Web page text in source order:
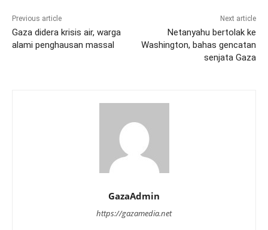
Previous article
Gaza didera krisis air, warga
alami penghausan massal
Next article
Netanyahu bertolak ke
Washington, bahas gencatan
senjata Gaza
GazaAdmin
https://gazamedia.net